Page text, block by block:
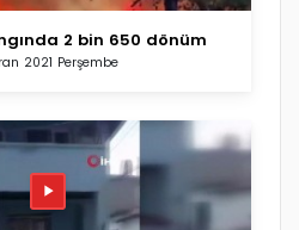
2 bin 650 dönüm
2021 Perşembe